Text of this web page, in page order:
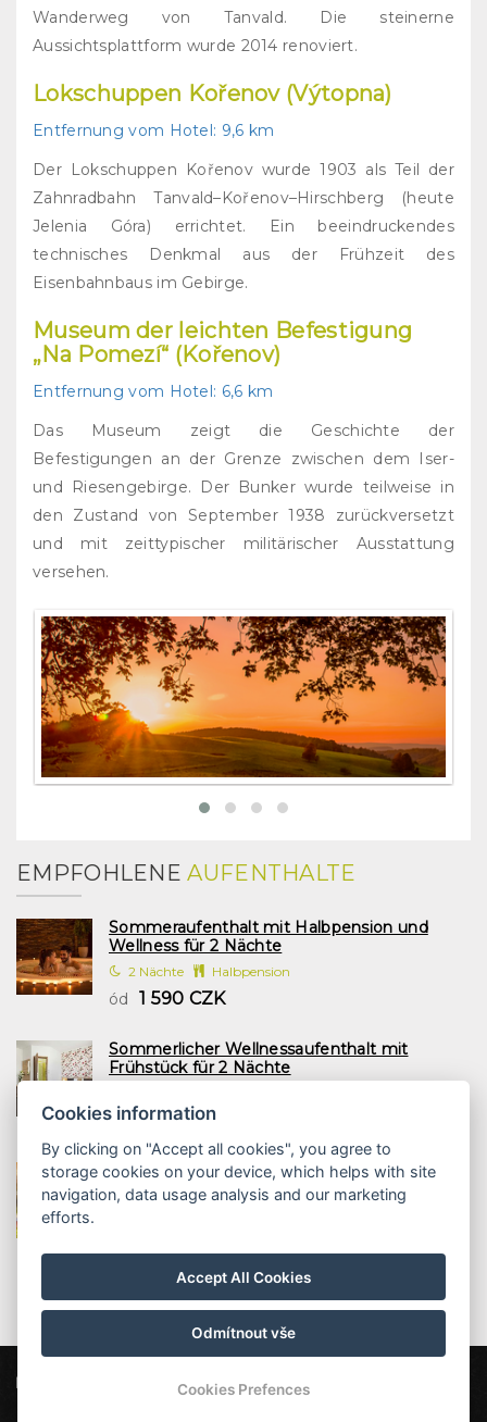
Wanderweg von Tanvald. Die steinerne
Aussichtsplattform wurde 2014 renoviert.
Lokschuppen Kořenov (Výtopna)
Entfernung vom Hotel: 9,6 km
Der Lokschuppen Kořenov wurde 1903 als Teil der
Zahnradbahn Tanvald–Kořenov–Hirschberg (heute
Jelenia Góra) errichtet. Ein beeindruckendes
technisches Denkmal aus der Frühzeit des
Eisenbahnbaus im Gebirge.
Museum der leichten Befestigung
„Na Pomezí“ (Kořenov)
Entfernung vom Hotel: 6,6 km
Das Museum zeigt die Geschichte der
Befestigungen an der Grenze zwischen dem Iser-
und Riesengebirge. Der Bunker wurde teilweise in
den Zustand von September 1938 zurückversetzt
und mit zeittypischer militärischer Ausstattung
versehen.
EMPFOHLENEAUFENTHALTE
Sommeraufenthalt mit Halbpension und
Wellness für 2 Nächte
2 Nächte Halbpension
ód 1 590 CZK
Sommerlicher Wellnessaufenthalt mit
Frühstück für 2 Nächte
ód 1 197 CZK
Familienurlaub mit Halbpension und Wellness
2 Nächte
Pod Špičákem 621, 468 41 Tanvald
Cookies information
By clicking on "Accept all cookies", you agree to
storage cookies on your device, which helps with site
navigation, data usage analysis and our marketing
efforts.
Accept All Cookies
Odmítnout vše
Cookies Prefences